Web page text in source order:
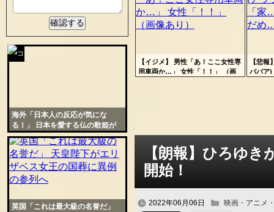
【イジメ】 男性「あ！ここ女性専
用車両か…」 女性「！！」 （画
【悲
ババア
【朗報】ひろゆ
開始！
2022年06月06日 映画・アニメ
海外「日本人の反応が気にな
る！」 日本を愛する仏の歌姫が
歌う『千と千尋』に絶賛の声
英国「これは最大級の名誉だ」
定リ
ンク
自動
更新
ル